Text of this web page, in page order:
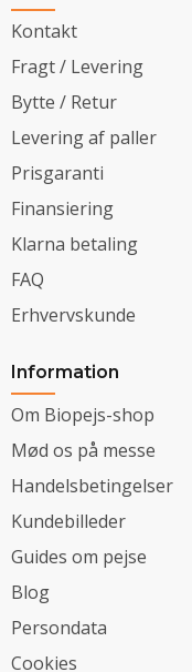
Kontakt
Fragt / Levering
Bytte / Retur
Levering af paller
Prisgaranti
Finansiering
Klarna betaling
FAQ
Erhvervskunde
Information
Om Biopejs-shop
Mød os på messe
Handelsbetingelser
Kundebilleder
Guides om pejse
Blog
Persondata
Cookies